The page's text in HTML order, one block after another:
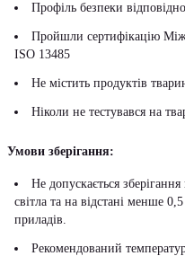
Профіль безпеки
Пройшли сертифікацію
ISO 13485
Не містить продуктів
Ніколи не тестувався на
Умови зберігання:
Не допускається
світла та на відстані менше
приладів.
Рекомендований